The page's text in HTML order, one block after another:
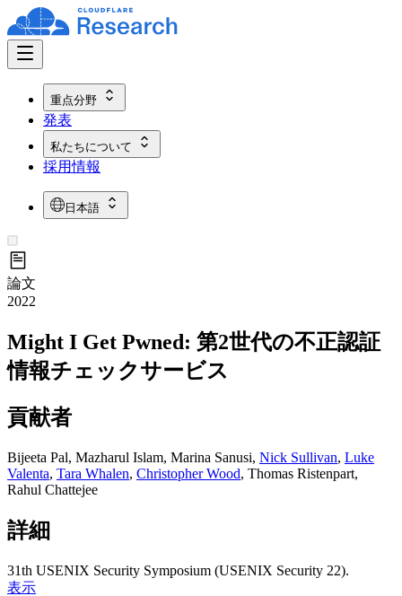
重点分野
発表
私たちについて
採用情報
日本語
論文
2022
Might I Get Pwned: 第2世代の不正認証
情報チェックサービス
貢献者
Bijeeta Pal, Mazharul Islam, Marina Sanusi, Nick Sullivan, Luke
Valenta, Tara Whalen, Christopher Wood, Thomas Ristenpart,
Rahul Chattejee
詳細
31th USENIX Security Symposium (USENIX Security 22).
表示